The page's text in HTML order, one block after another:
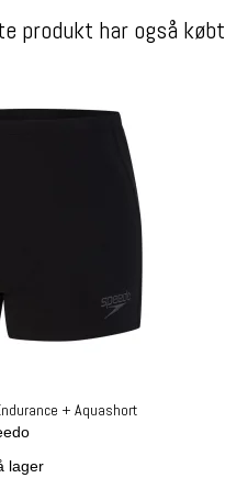
produkt har også købt
+ Aquashort
lager